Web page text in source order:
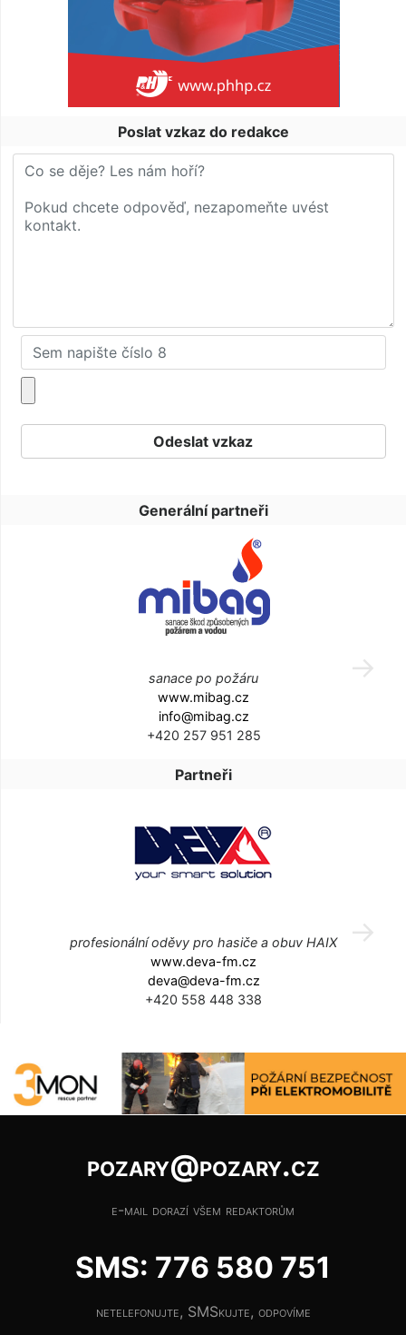
Poslat vzkaz do redakce
Generální partneři
sanace po požáru
www.mibag.cz
info@mibag.cz
+420 257 951 285
Partneři
profesionální oděvy pro hasiče a obuv HAIX
www.deva-fm.cz
deva@deva-fm.cz
+420 558 448 338
pozary@pozary.cz
e-mail dorazí všem redaktorům
SMS: 776 580 751
netelefonujte, SMSkujte, odpovíme